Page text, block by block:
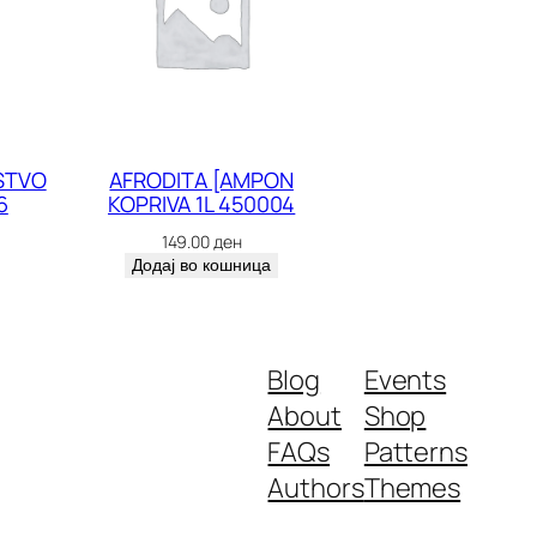
AFRODITA [AMPON
KOPRIVA 1L 450004
149.00 ден
Додај во кошница
Blog
About
FAQs
Authors
Events
Shop
Patterns
Themes